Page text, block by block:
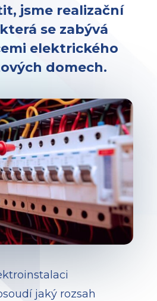
jsme realizační
se zabývá
elektrického
domech.
jaký rozsah